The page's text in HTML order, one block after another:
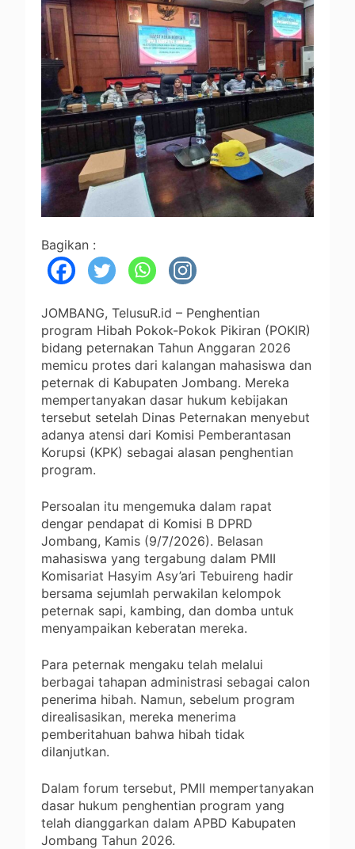
Bagikan :
JOMBANG, TelusuR.id – Penghentian
program Hibah Pokok-Pokok Pikiran (POKIR)
bidang peternakan Tahun Anggaran 2026
memicu protes dari kalangan mahasiswa dan
peternak di Kabupaten Jombang. Mereka
mempertanyakan dasar hukum kebijakan
tersebut setelah Dinas Peternakan menyebut
adanya atensi dari Komisi Pemberantasan
Korupsi (KPK) sebagai alasan penghentian
program.
Persoalan itu mengemuka dalam rapat
dengar pendapat di Komisi B DPRD
Jombang, Kamis (9/7/2026). Belasan
mahasiswa yang tergabung dalam PMII
Komisariat Hasyim Asy’ari Tebuireng hadir
bersama sejumlah perwakilan kelompok
peternak sapi, kambing, dan domba untuk
menyampaikan keberatan mereka.
Para peternak mengaku telah melalui
berbagai tahapan administrasi sebagai calon
penerima hibah. Namun, sebelum program
direalisasikan, mereka menerima
pemberitahuan bahwa hibah tidak
dilanjutkan.
Dalam forum tersebut, PMII mempertanyakan
dasar hukum penghentian program yang
telah dianggarkan dalam APBD Kabupaten
Jombang Tahun 2026.